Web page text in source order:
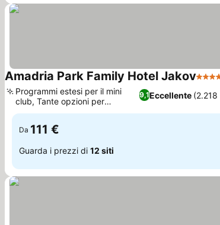
Amadria Park Family Hotel Jakov4
9,1Eccellente
Programmi estesi per il mini
club, Tante opzioni per
mangiare
Da 111 €
Guarda i prezzi di 12 siti